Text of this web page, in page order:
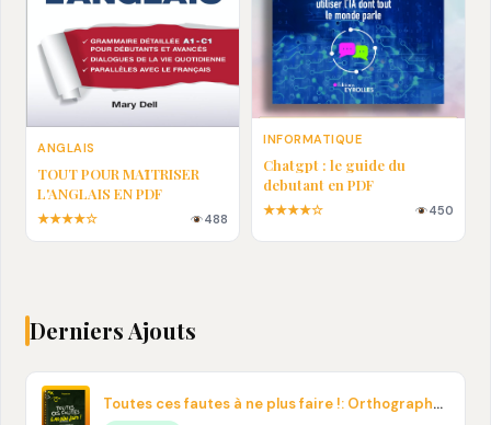
ANGLAIS
TOUT POUR MAȊTRISER
L'ANGLAIS EN PDF
★★★★☆ 488
INFORMATIQUE
Chatgpt : le guide du
debutant en PDF
★★★★☆ 450
Derniers Ajouts
Toutes ces fautes à ne plus faire !: Orthographe, contresens, prononciation… En pdf